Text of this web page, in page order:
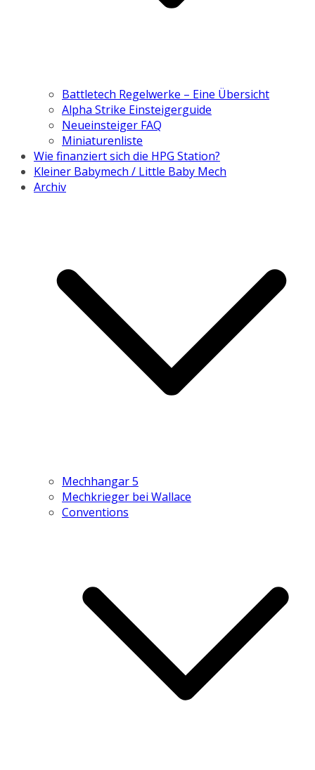
Battletech Regelwerke – Eine Übersicht
Alpha Strike Einsteigerguide
Neueinsteiger FAQ
Miniaturenliste
Wie finanziert sich die HPG Station?
Kleiner Babymech / Little Baby Mech
Archiv
Mechhangar 5
Mechkrieger bei Wallace
Conventions